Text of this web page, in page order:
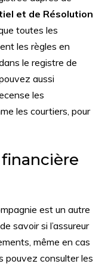
et de Résolution
toutes les
les règles en
le registre de
aussi
les
les courtiers, pour
est un autre
savoir si l’assureur
même en cas
pouvez consulter les